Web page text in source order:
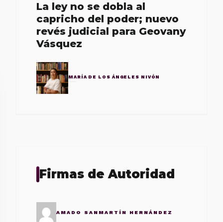
La ley no se dobla al
capricho del poder; nuevo
revés judicial para Geovany
Vásquez
MARÍA DE LOS ÁNGELES NIVÓN
Firmas de Autoridad
AMADO SANMARTÍN HERNÁNDEZ